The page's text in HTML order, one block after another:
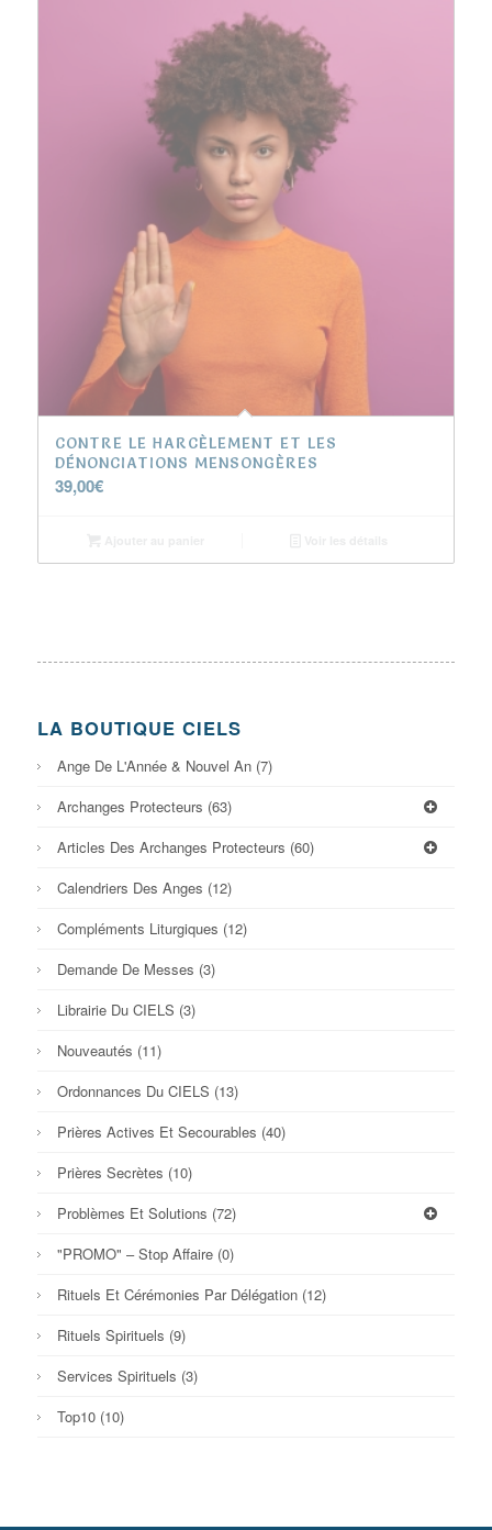
CONTRE LE HARCÈLEMENT ET LES
DÉNONCIATIONS MENSONGÈRES
39,00€
LA BOUTIQUE CIELS
Ange De L'Année & Nouvel An (7)
Archanges Protecteurs (63)
Articles Des Archanges Protecteurs (60)
Calendriers Des Anges (12)
Compléments Liturgiques (12)
Demande De Messes (3)
Librairie Du CIELS (3)
Nouveautés (11)
Ordonnances Du CIELS (13)
Prières Actives Et Secourables (40)
Prières Secrètes (10)
Problèmes Et Solutions (72)
"PROMO" – Stop Affaire (0)
Rituels Et Cérémonies Par Délégation (12)
Rituels Spirituels (9)
Services Spirituels (3)
Top10 (10)